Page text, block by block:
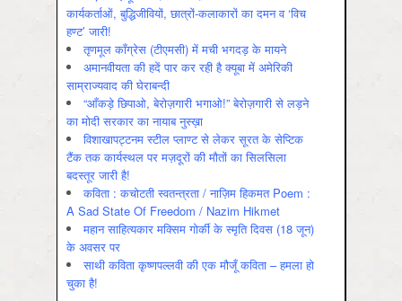
कार्यकर्ताओं, बुद्धिजीवियों, छात्रों-कलाकारों का दमन व ‘विच
हण्ट’ जारी!
तृणमूल काँग्रेस (टीएमसी) में मची भगदड़ के मायने
अमानवीयता की हदें पार कर रही है क्यूबा में अमेरिकी
साम्राज्यवाद की घेराबन्दी
“आँकड़े छिपाओ, बेरोज़गारी भगाओ!” बेरोज़गारी से लड़ने
का मोदी सरकार का नायाब नुस्ख़ा
विशाखापट्टनम स्टील प्लाण्ट से लेकर सूरत के सेप्टिक
टैंक तक कार्यस्थल पर मज़दूरों की मौतों का सिलसिला
बदस्तूर जारी है!
कविता : कचोटती स्वतन्त्रता / नाज़िम हिकमत Poem :
A Sad State Of Freedom / Nazim Hikmet
महान साहित्यकार मक्सिम गोर्की के स्मृति दिवस (18 जून)
के अवसर पर
साथी कविता कृष्णपल्लवी की एक मौजूँ कविता – हमला हो
चुका है!